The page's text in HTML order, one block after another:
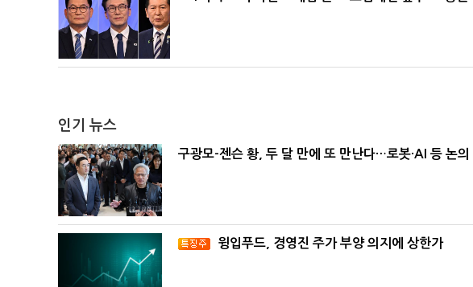
인기 뉴스
구광모-젠슨 황, 두 달 만에 또 만난다…로봇·AI 등 논의
윙입푸드, 경영진 주가 부양 의지에 상한가